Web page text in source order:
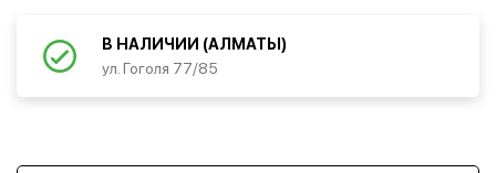
В НАЛИЧИИ (АЛМАТЫ)
ул. Гоголя 77/85